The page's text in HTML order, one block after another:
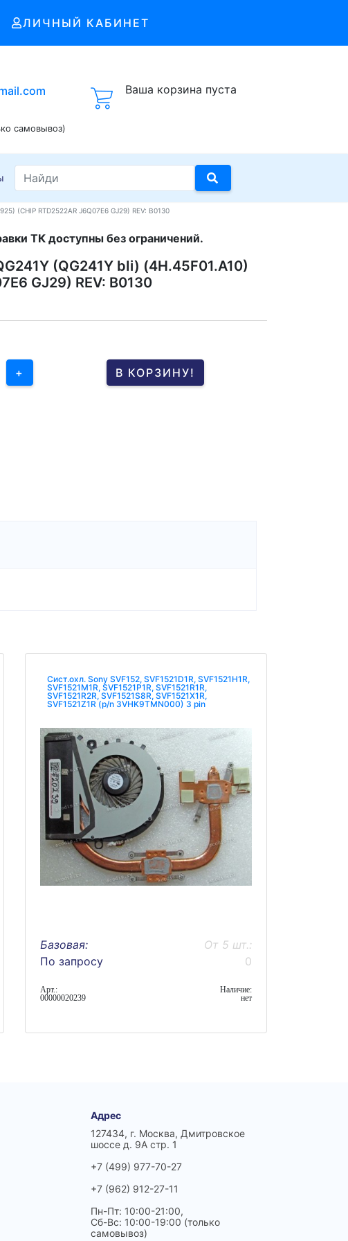
ЛИЧНЫЙ КАБИНЕТ
самовывоз)
Ваша корзина пуста
(CHIP RTD2522AR J6Q07E6 GJ29) REV: B0130
ТК доступны без ограничений.
(QG241Y bIi) (4H.45F01.A10)
GJ29) REV: B0130
+ В КОРЗИНУ!
Сист.охл. Sony SVF152, SVF1521D1R, SVF1521H1R,
SVF1521M1R, SVF1521P1R, SVF1521R1R,
SVF1521R2R, SVF1521S8R, SVF1521X1R,
SVF1521Z1R (p/n 3VHK9TMN000) 3 pin
Базовая:
По запросу
От 5 шт.:
0
Арт.:
00000020239
Наличие:
нет
Адрес
127434, г. Москва, Дмитровское
шоссе д. 9А стр. 1
+7 (499) 977-70-27
+7 (962) 912-27-11
Пн-Пт: 10:00-21:00,
Сб-Вс: 10:00-19:00 (только
самовывоз)